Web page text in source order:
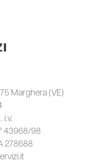
Marghera (VE)
i.v.
43968/98
278688